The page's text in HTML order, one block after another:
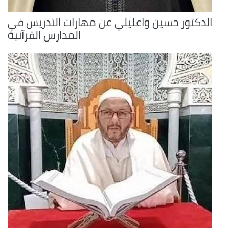
الدكتور حسين واعليلي عن مهارات التدريس في
المدارس القرآنية